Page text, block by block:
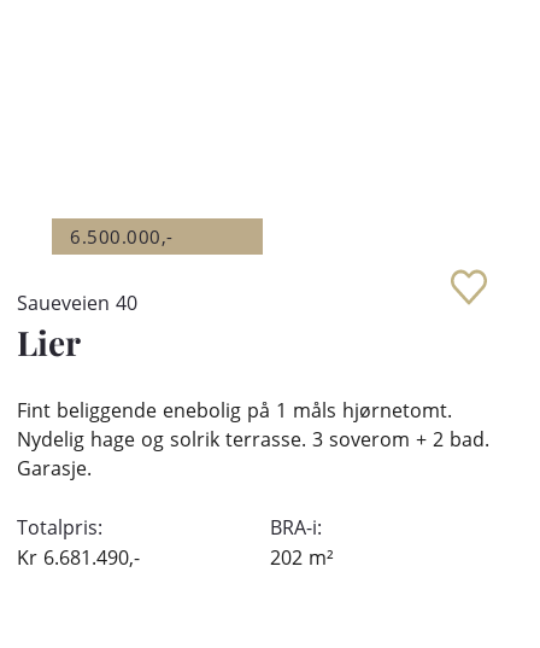
6.500.000,-
Saueveien 40
Lier
Fint beliggende enebolig på 1 måls hjørnetomt.
Nydelig hage og solrik terrasse. 3 soverom + 2 bad.
Garasje.
Totalpris:
Kr 6.681.490,-
BRA-i:
202 m²